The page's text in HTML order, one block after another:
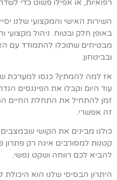
רפואיות, או אפילו פשוט כדי
השירות האישי והמקצועי שלנו
באופן חלק ובטוח. ניהול מקצועי
מבטיחים שתוכלו להתמודד עם
ובביטחון.
אז למה להמתין? כנסו למערכת
עוד היום וקבלו את הפיננסים
זמן להתחיל את התחלת החיים
זה אפשרי.
כולנו מבינים את הקושי
קטנות למסורבים אינה רק
להביא לכם רווחה ושקט נפשי.
היתרון הבסיסי שלנו הוא היכולת